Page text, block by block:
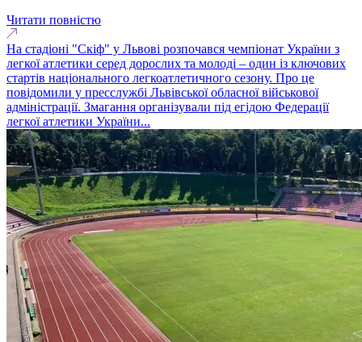
Читати повністю
На стадіоні "Скіф" у Львові розпочався чемпіонат України з
легкої атлетики серед дорослих та молоді – один із ключових
стартів національного легкоатлетичного сезону. Про це
повідомили у пресслужбі Львівської обласної військової
адміністрації. Змагання організували під егідою Федерації
легкої атлетики України...